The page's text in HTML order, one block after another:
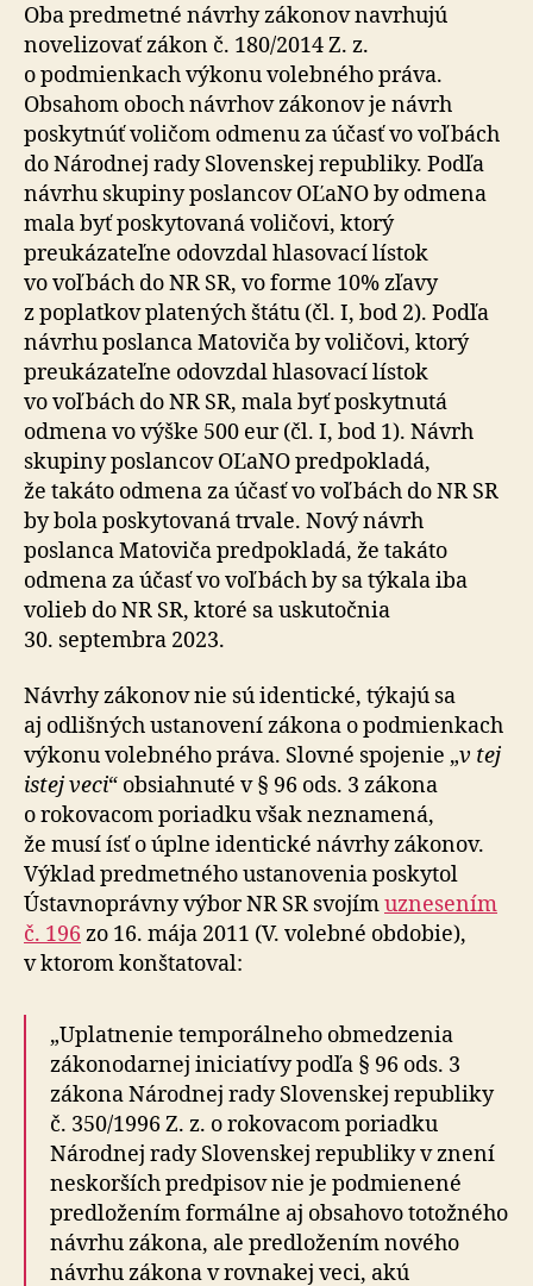
Oba predmetné návrhy zákonov navrhujú
novelizovať zákon č. 180/2014 Z. z.
o podmienkach výkonu volebného práva.
Obsahom oboch návrhov zákonov je návrh
poskytnúť voličom odmenu za účasť vo voľbách
do Národnej rady Slovenskej republiky. Podľa
návrhu skupiny poslancov OĽaNO by odmena
mala byť poskytovaná voličovi, ktorý
preukázateľne odovzdal hlasovací lístok
vo voľbách do NR SR, vo forme 10% zľavy
z poplatkov platených štátu (čl. I, bod 2). Podľa
návrhu poslanca Matoviča by voličovi, ktorý
preukázateľne odovzdal hlasovací lístok
vo voľbách do NR SR, mala byť poskytnutá
odmena vo výške 500 eur (čl. I, bod 1). Návrh
skupiny poslancov OĽaNO predpokladá,
že takáto odmena za účasť vo voľbách do NR SR
by bola poskytovaná trvale. Nový návrh
poslanca Matoviča predpokladá, že takáto
odmena za účasť vo voľbách by sa týkala iba
volieb do NR SR, ktoré sa uskutočnia
30. septembra 2023.
Návrhy zákonov nie sú identické, týkajú sa
aj odlišných ustanovení zákona o podmienkach
výkonu volebného práva. Slovné spojenie „v tej
istej veci“ obsiahnuté v § 96 ods. 3 zákona
o rokovacom poriadku však neznamená,
že musí ísť o úplne identické návrhy zákonov.
Výklad predmetného ustanovenia poskytol
Ústavnoprávny výbor NR SR svojímuznesením
č. 196 zo 16. mája 2011 (V. volebné obdobie),
v ktorom konštatoval:
„Uplatnenie temporálneho obmedzenia
zákonodarnej iniciatívy podľa § 96 ods. 3
zákona Národnej rady Slovenskej republiky
č. 350/1996 Z. z. o rokovacom poriadku
Národnej rady Slovenskej republiky v znení
neskorších predpisov nie je podmienené
predložením formálne aj obsahovo totožného
návrhu zákona, ale predložením nového
návrhu zákona v rovnakej veci, akú